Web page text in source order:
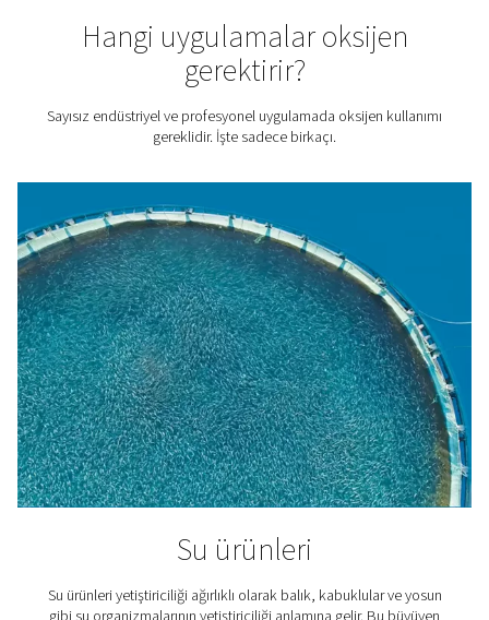
maliyeti, Pneumatech'in PPOG HE jeneratörü ile
sıvı oksijene kıyasla% 50-90 daha düşüktür.
2. Sürdürülebilirlik
Oksijen dağıtımlarının yol açtığı taşıma emisyonlarını
kaldırın. Buna ek olarak, Pneumatech'in yerinde üretim
çözümleri süper verimlidir ve enerji kullanımınızı ve
izinizi en aza indirir. Örneğin,
geleneksel oksijen jeneratörlerinden % 30 daha
3. Güvenilir O2 temini
Dış satıcılara güvenmeye gerek yok. Yerinde üretim,
kaynağınız üzerinde tam kontrol sağlar.
4. Lojistik yok
O2 lojistiğinizi izlemeye, satıcılarla çalışmaya ve
kolaylaştırmaya elveda deyin.
Oksijen jeneratörü nasıl